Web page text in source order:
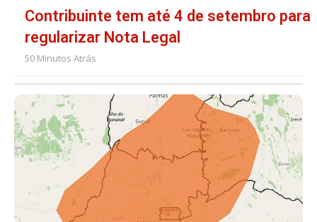
Contribuinte tem até 4 de setembro para
regularizar Nota Legal
50 Minutos Atrás